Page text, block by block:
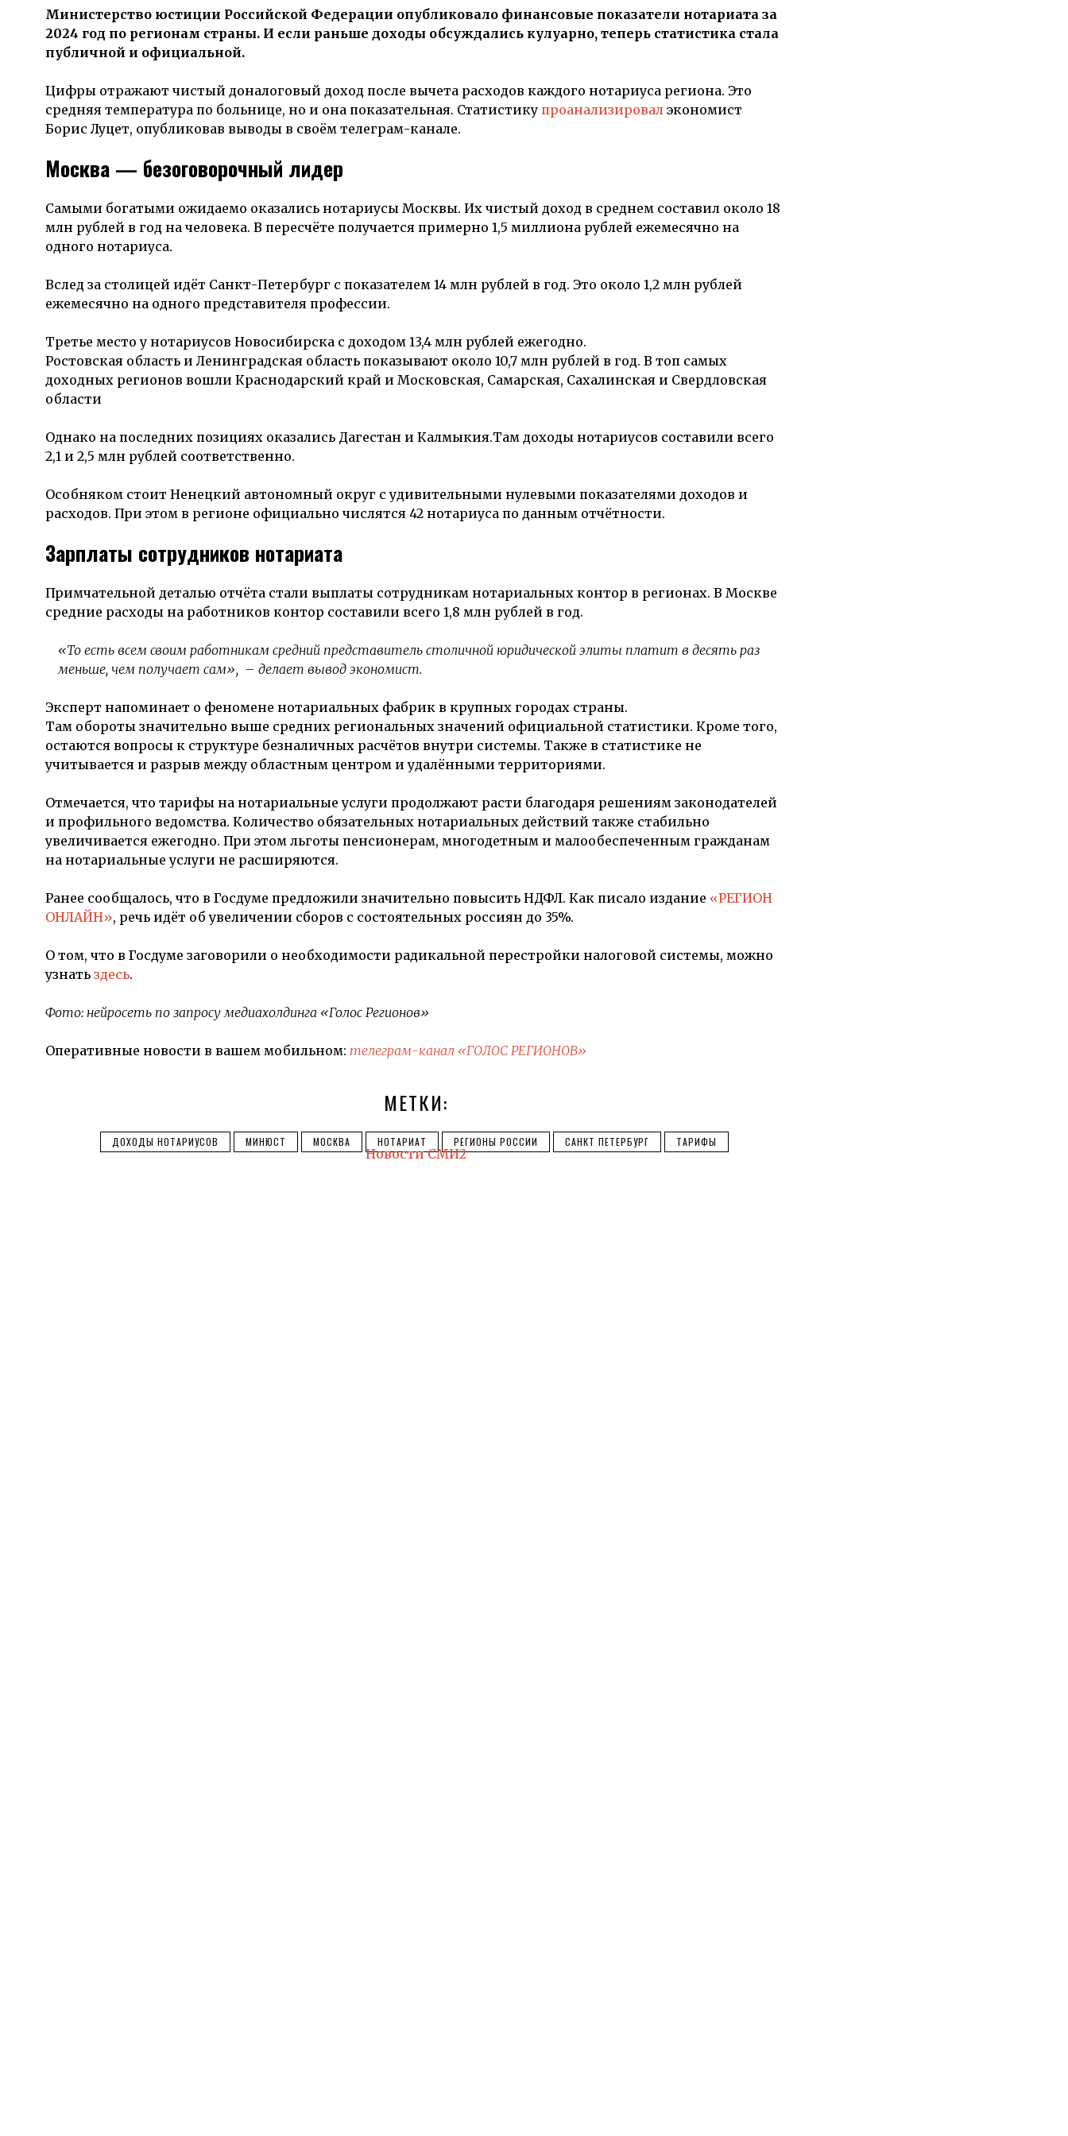
Министерство юстиции Российской Федерации опубликовало финансовые показатели нотариата за
2024 год по регионам страны. И если раньше доходы обсуждались кулуарно, теперь статистика стала
публичной и официальной.
Цифры отражают чистый доналоговый доход после вычета расходов каждого нотариуса региона. Это
средняя температура по больнице, но и она показательная. Статистику проанализировал экономист
Борис Луцет, опубликовав выводы в своём телеграм-канале.
Москва — безоговорочный лидер
Самыми богатыми ожидаемо оказались нотариусы Москвы. Их чистый доход в среднем составил около 18
млн рублей в год на человека. В пересчёте получается примерно 1,5 миллиона рублей ежемесячно на
одного нотариуса.
Вслед за столицей идёт Санкт-Петербург с показателем 14 млн рублей в год. Это около 1,2 млн рублей
ежемесячно на одного представителя профессии.
Третье место у нотариусов Новосибирска с доходом 13,4 млн рублей ежегодно.
Ростовская область и Ленинградская область показывают около 10,7 млн рублей в год. В топ самых
доходных регионов вошли Краснодарский край и Московская, Самарская, Сахалинская и Свердловская
области
Однако на последних позициях оказались Дагестан и Калмыкия.Там доходы нотариусов составили всего
2,1 и 2,5 млн рублей соответственно.
Особняком стоит Ненецкий автономный округ с удивительными нулевыми показателями доходов и
расходов. При этом в регионе официально числятся 42 нотариуса по данным отчётности.
Зарплаты сотрудников нотариата
Примчательной деталью отчёта стали выплаты сотрудникам нотариальных контор в регионах. В Москве
средние расходы на работников контор составили всего 1,8 млн рублей в год.
«То есть всем своим работникам средний представитель столичной юридической элиты платит в десять раз
меньше, чем получает сам», – делает вывод экономист.
Эксперт напоминает о феномене нотариальных фабрик в крупных городах страны.
Там обороты значительно выше средних региональных значений официальной статистики. Кроме того,
остаются вопросы к структуре безналичных расчётов внутри системы. Также в статистике не
учитывается и разрыв между областным центром и удалёнными территориями.
Отмечается, что тарифы на нотариальные услуги продолжают расти благодаря решениям законодателей
и профильного ведомства. Количество обязательных нотариальных действий также стабильно
увеличивается ежегодно. При этом льготы пенсионерам, многодетным и малообеспеченным гражданам
на нотариальные услуги не расширяются.
Ранее сообщалось, что в Госдуме предложили значительно повысить НДФЛ. Как писало издание «РЕГИОН
ОНЛАЙН», речь идёт об увеличении сборов с состоятельных россиян до 35%.
О том, что в Госдуме заговорили о необходимости радикальной перестройки налоговой системы, можно
узнать здесь.
Фото: нейросеть по запросу медиахолдинга «Голос Регионов»
Оперативные новости в вашем мобильном: телеграм-канал «ГОЛОС РЕГИОНОВ»
МЕТКИ:
ДОХОДЫ НОТАРИУСОВ МИНЮСТ МОСКВА НОТАРИАТ РЕГИОНЫ РОССИИ САНКТ ПЕТЕРБУРГ ТАРИФЫ
Новости СМИ2